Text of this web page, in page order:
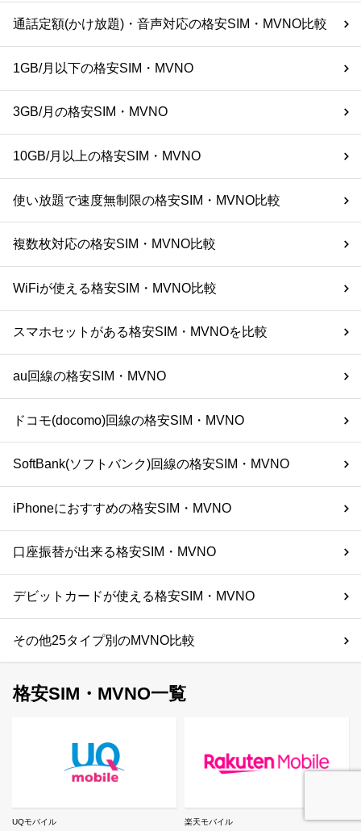
通話定額(かけ放題)・音声対応の格安SIM・MVNO比較
1GB/月以下の格安SIM・MVNO
3GB/月の格安SIM・MVNO
10GB/月以上の格安SIM・MVNO
使い放題で速度無制限の格安SIM・MVNO比較
複数枚対応の格安SIM・MVNO比較
WiFiが使える格安SIM・MVNO比較
スマホセットがある格安SIM・MVNOを比較
au回線の格安SIM・MVNO
ドコモ(docomo)回線の格安SIM・MVNO
SoftBank(ソフトバンク)回線の格安SIM・MVNO
iPhoneにおすすめの格安SIM・MVNO
口座振替が出来る格安SIM・MVNO
デビットカードが使える格安SIM・MVNO
その他25タイプ別のMVNO比較
格安SIM・MVNO一覧
UQモバイル 楽天モバイル